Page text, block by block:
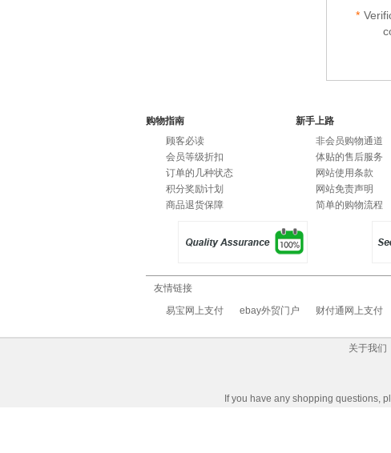
*
购物指南
顾客必读
会员等级折扣
订单的几种状态
积分奖励计划
商品退货保障
新手上路
非会员购物通道
体贴的售后服务
网站使用条款
网站免责声明
简单的购物流程
友情链接
易宝网上支付
ebay外贸门户 财付通网上支付
关于我们
If you have any shopping questions,